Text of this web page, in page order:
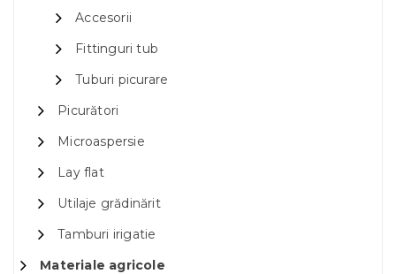
Accesorii
Fittinguri tub
Tuburi picurare
Picurători
Microaspersie
Lay flat
Utilaje grădinărit
Tamburi irigatie
Materiale agricole